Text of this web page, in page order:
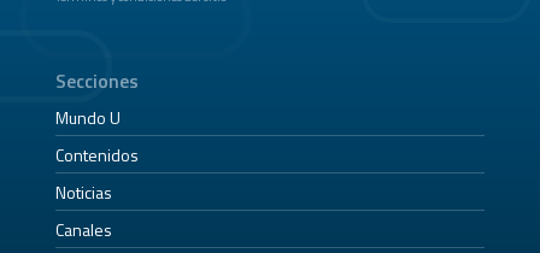
Secciones
Mundo U
Contenidos
Noticias
Canales